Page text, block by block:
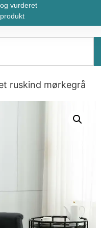
vurderet
ruskind mørkegrå